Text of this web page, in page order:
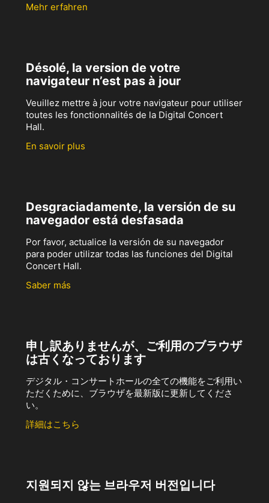
Mehr erfahren
Désolé, la version de votre
navigateur n’est pas à jour
Veuillez mettre à jour votre navigateur pour utiliser
toutes les fonctionnalités de la Digital Concert
Hall.
En savoir plus
Desgraciadamente, la versión de su
navegador está desfasada
Por favor, actualice la versión de su navegador
para poder utilizar todas las funciones del Digital
Concert Hall.
Saber más
申し訳ありませんが、ご利用のブラウザ
は古くなっております
デジタル・コンサートホールの全ての機能をご利用い
ただくために、ブラウザを最新版に更新してくださ
い。
詳細はこちら
지원되지 않는 브라우저 버전입니다